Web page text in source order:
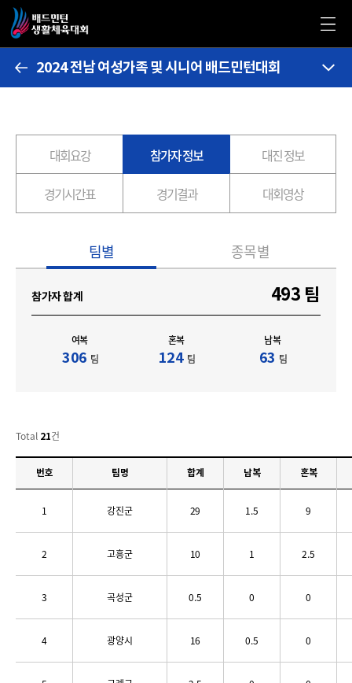
2024 전남 여성가족 및 시니어 배드민턴대회
대회요강 참가자 정보 대진 정보
경기시간표 경기결과 대회영상
팀별 종목별
참가자 합계 493 팀
여복
306 팀
혼복
124 팀
남복
63 팀
Total 21건
번호 팀명 합계 남복 혼복
1 강진군 29 1.5 9
2 고흥군 10 1 2.5
3 곡성군 0.5 0 0
4 광양시 16 0.5 0